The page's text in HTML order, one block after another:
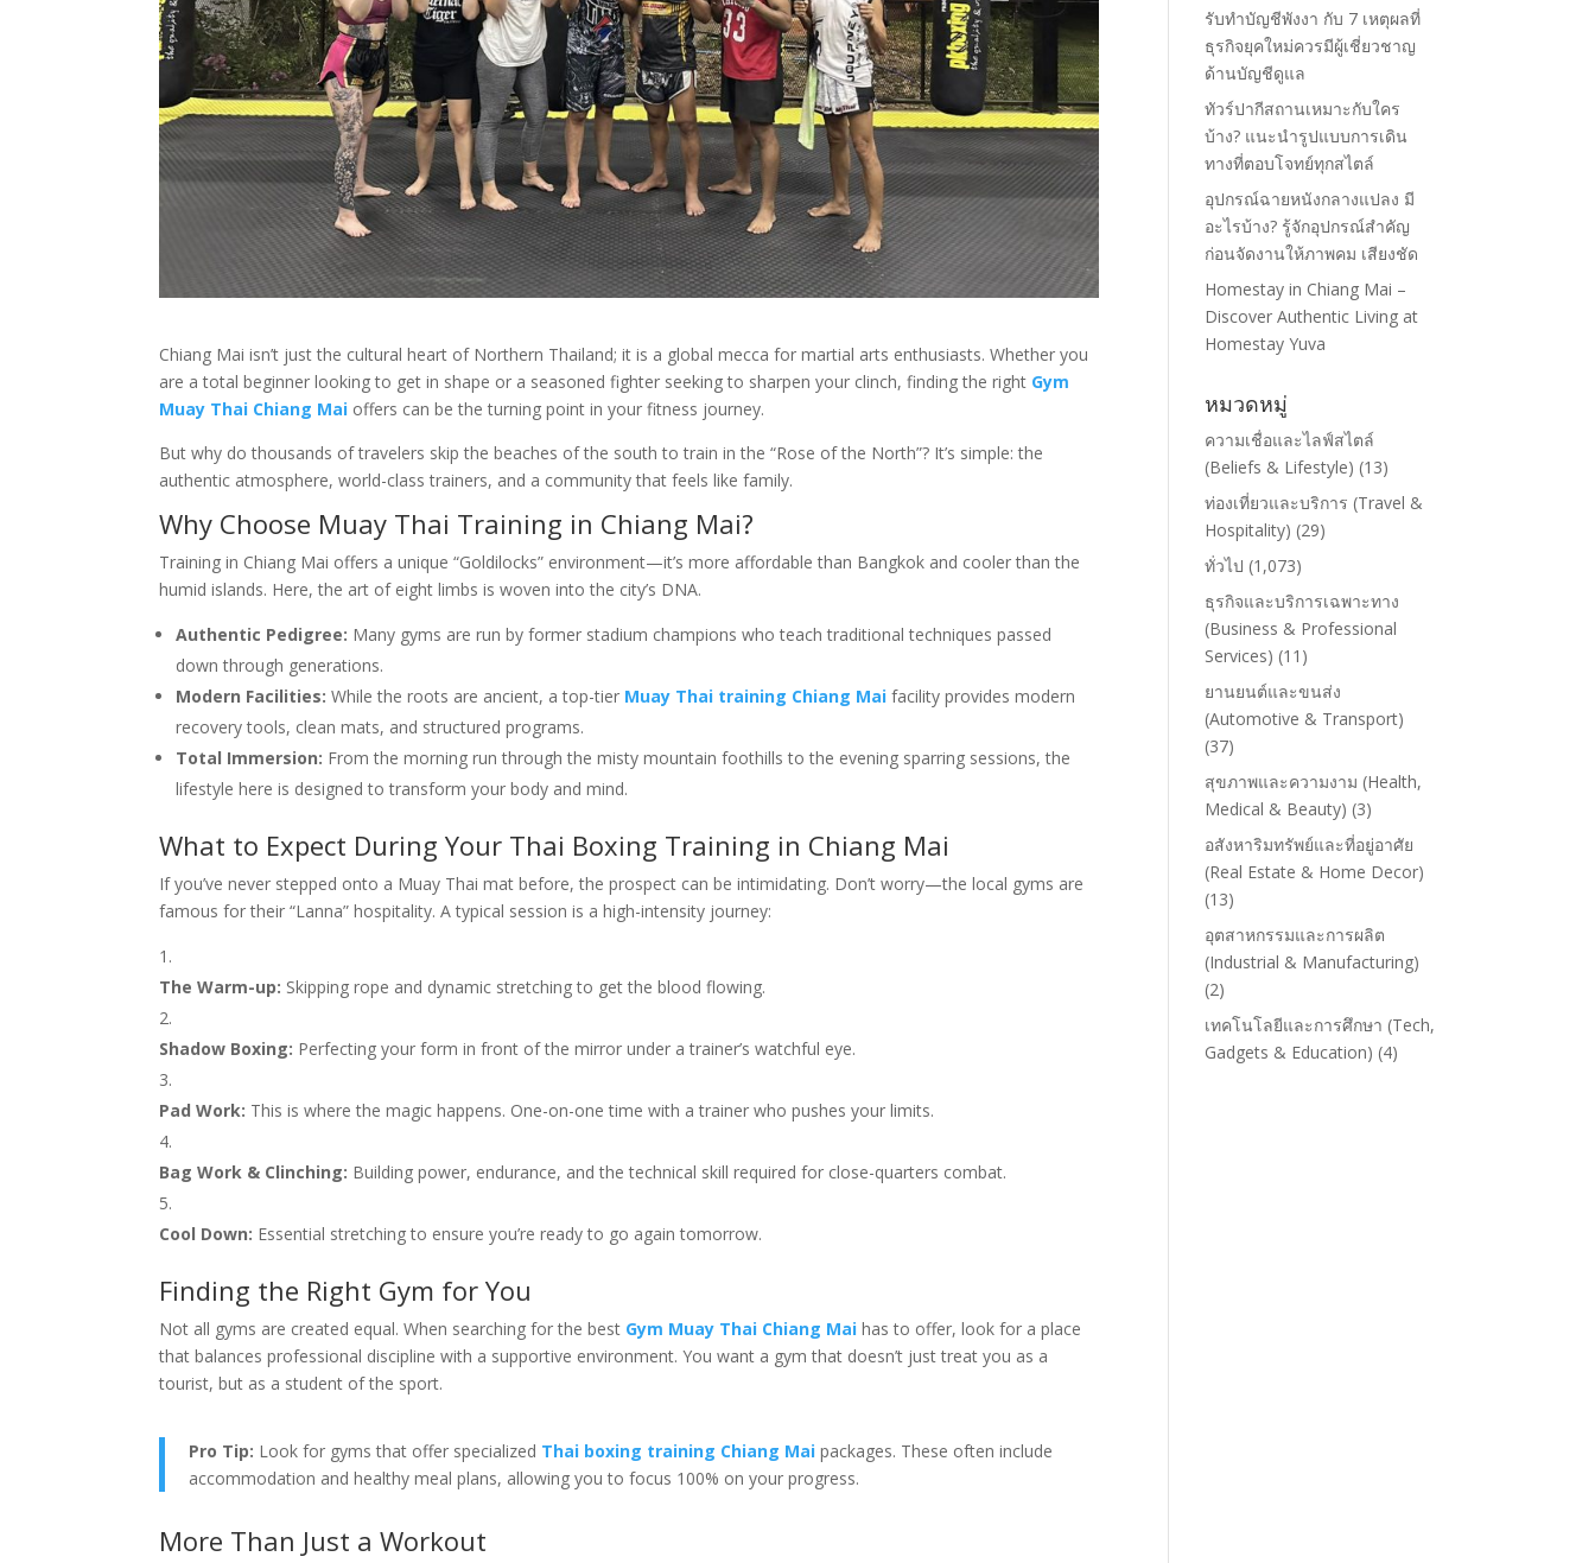
Chiang Mai isn’t just the cultural heart of Northern Thailand; it is a global mecca for martial arts enthusiasts. Whether you
are a total beginner looking to get in shape or a seasoned fighter seeking to sharpen your clinch, finding the right Gym
Muay Thai Chiang Mai offers can be the turning point in your fitness journey.
But why do thousands of travelers skip the beaches of the south to train in the “Rose of the North”? It’s simple: the
authentic atmosphere, world-class trainers, and a community that feels like family.
Why Choose Muay Thai Training in Chiang Mai?
Training in Chiang Mai offers a unique “Goldilocks” environment—it’s more affordable than Bangkok and cooler than the
humid islands. Here, the art of eight limbs is woven into the city’s DNA.
Authentic Pedigree: Many gyms are run by former stadium champions who teach traditional techniques passed
down through generations.
Modern Facilities: While the roots are ancient, a top-tier Muay Thai training Chiang Mai facility provides modern
recovery tools, clean mats, and structured programs.
Total Immersion: From the morning run through the misty mountain foothills to the evening sparring sessions, the
lifestyle here is designed to transform your body and mind.
What to Expect During Your Thai Boxing Training in Chiang Mai
If you’ve never stepped onto a Muay Thai mat before, the prospect can be intimidating. Don’t worry—the local gyms are
famous for their “Lanna” hospitality. A typical session is a high-intensity journey:
The Warm-up: Skipping rope and dynamic stretching to get the blood flowing.
Shadow Boxing: Perfecting your form in front of the mirror under a trainer’s watchful eye.
Pad Work: This is where the magic happens. One-on-one time with a trainer who pushes your limits.
Bag Work & Clinching: Building power, endurance, and the technical skill required for close-quarters combat.
Cool Down: Essential stretching to ensure you’re ready to go again tomorrow.
Finding the Right Gym for You
Not all gyms are created equal. When searching for the best Gym Muay Thai Chiang Mai has to offer, look for a place
that balances professional discipline with a supportive environment. You want a gym that doesn’t just treat you as a
tourist, but as a student of the sport.
Pro Tip: Look for gyms that offer specialized Thai boxing training Chiang Mai packages. These often include
accommodation and healthy meal plans, allowing you to focus 100% on your progress.
More Than Just a Workout
รับทำบัญชีพังงา กับ 7 เหตุผลที่
ธุรกิจยุคใหม่ควรมีผู้เชี่ยวชาญ
ด้านบัญชีดูแล
ทัวร์ปากีสถานเหมาะกับใคร
บ้าง? แนะนำรูปแบบการเดิน
ทางที่ตอบโจทย์ทุกสไตล์
อุปกรณ์ฉายหนังกลางแปลง มี
อะไรบ้าง? รู้จักอุปกรณ์สำคัญ
ก่อนจัดงานให้ภาพคม เสียงชัด
Homestay in Chiang Mai –
Discover Authentic Living at
Homestay Yuva
หมวดหมู่
ความเชื่อและไลฟ์สไตล์
(Beliefs & Lifestyle) (13)
ท่องเที่ยวและบริการ (Travel &
Hospitality) (29)
ทั่วไป (1,073)
ธุรกิจและบริการเฉพาะทาง
(Business & Professional
Services) (11)
ยานยนต์และขนส่ง
(Automotive & Transport)
(37)
สุขภาพและความงาม (Health,
Medical & Beauty) (3)
อสังหาริมทรัพย์และที่อยู่อาศัย
(Real Estate & Home Decor)
(13)
อุตสาหกรรมและการผลิต
(Industrial & Manufacturing)
(2)
เทคโนโลยีและการศึกษา (Tech,
Gadgets & Education) (4)